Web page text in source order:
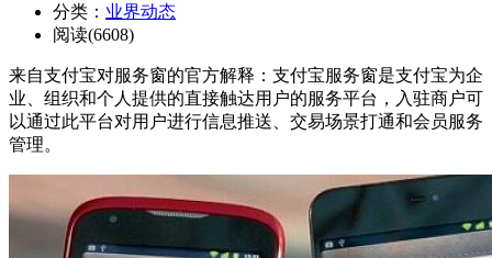
分类： 业界动态
阅读(6608)
来自支付宝对服务窗的官方解释：支付宝服务窗是支付宝为企
业、组织和个人提供的直接触达用户的服务平台，入驻商户可
以通过此平台对用户进行信息推送、交易场景打通和会员服务
管理。